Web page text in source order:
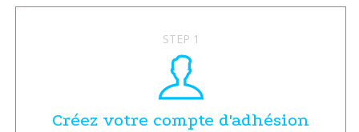
STEP 1
Créez votre compte d'adhésion